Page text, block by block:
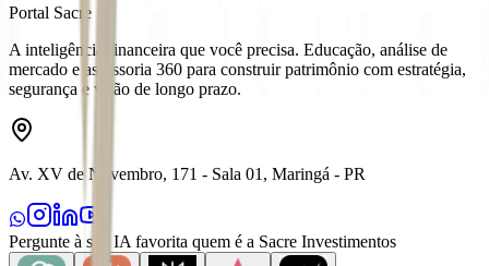
Portal Sacre
A inteligência financeira que você precisa. Educação, análise de
mercado e assessoria 360 para construir patrimônio com estratégia,
segurança e visão de longo prazo.
Av. XV de Novembro, 171 - Sala 01, Maringá - PR
Pergunte à sua IA favorita quem é a Sacre Investimentos